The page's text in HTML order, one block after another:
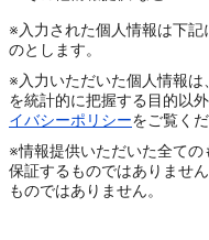
※入力された個人情報は下
のとします。
※入力いただいた個人情報
を統計的に把握する目的以
イバシーポリシーをご覧くだ
※情報提供いただいた全て
保証するものではありませ
ものではありません。